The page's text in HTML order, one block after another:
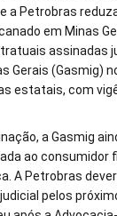
a Petrobras
em Minas
assinadas
Gerais (Gasmig)
estatais, com
a Gasmig
ao consumidor
A Petrobras
pelos